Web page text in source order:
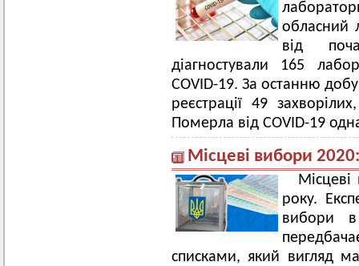
обласний
від
діагностували 165
COVID-19. За останню
реєстрації 49
Померла від COVID-19
Місцеві вибори
року.
вибори
списками, який вигляд